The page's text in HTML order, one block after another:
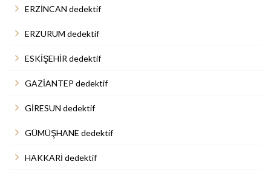
ERZİNCAN dedektif
ERZURUM dedektif
ESKİŞEHİR dedektif
GAZİANTEP dedektif
GİRESUN dedektif
GÜMÜŞHANE dedektif
HAKKARİ dedektif